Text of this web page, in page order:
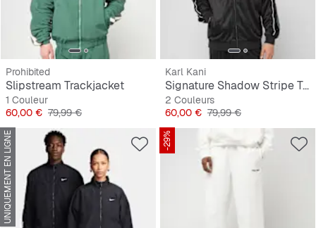
Prohibited
Slipstream Trackjacket
1 Couleur
Prix
60,00 € Prix original
79,99 €
Karl Kani
Signature Shadow Stripe Trackjacket
2 Couleurs
Prix
60,00 € Prix original
79,99 €
UNIQUEMENT EN LIGNE -29%